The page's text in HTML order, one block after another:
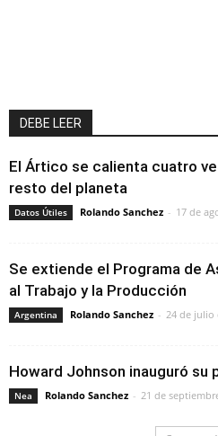
DEBE LEER
El Ártico se calienta cuatro
resto del planeta
Datos Útiles Rolando Sanchez - 17 de
Se extiende el Programa de
al Trabajo y la Producción
Argentina Rolando Sanchez - 24 de julio
Howard Johnson inauguró su
Nea Rolando Sanchez - 21 de